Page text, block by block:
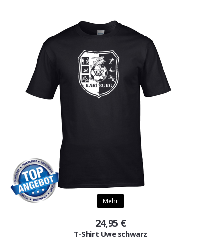
Mehr
24,95 €
T-Shirt Uwe schwarz